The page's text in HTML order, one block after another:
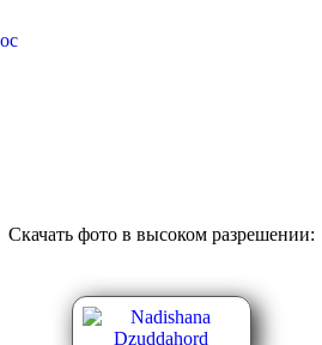
Скачать фото в высоком разрешении: